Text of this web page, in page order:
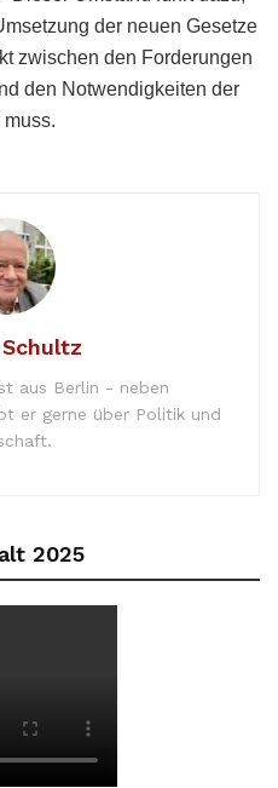
der neuen Gesetze
zwischen den Forderungen
den Notwendigkeiten der
aus Berlin - neben
er gerne über Politik und
2025